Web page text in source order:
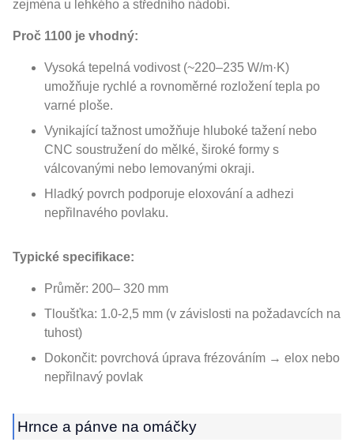
zejména u lehkého a středního nádobí.
Proč 1100 je vhodný:
Vysoká tepelná vodivost (~220–235 W/m·K)
umožňuje rychlé a rovnoměrné rozložení tepla po
varné ploše.
Vynikající tažnost umožňuje hluboké tažení nebo
CNC soustružení do mělké, široké formy s
válcovanými nebo lemovanými okraji.
Hladký povrch podporuje eloxování a adhezi
nepřilnavého povlaku.
Typické specifikace:
Průměr: 200– 320 mm
Tloušťka: 1.0-2,5 mm (v závislosti na požadavcích na
tuhost)
Dokončit: povrchová úprava frézováním → elox nebo
nepřilnavý povlak
Hrnce a pánve na omáčky